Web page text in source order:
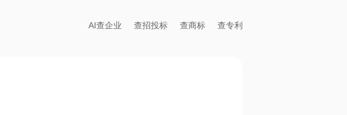
AI查企业 查招投标 查商标 查专利